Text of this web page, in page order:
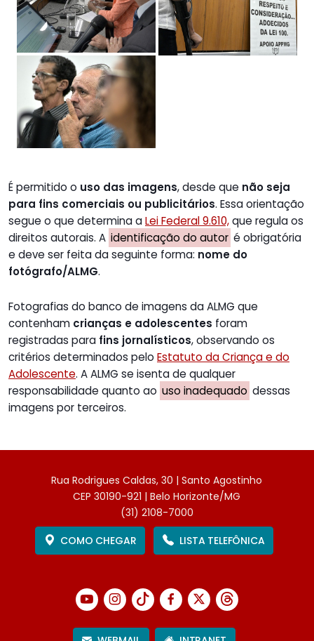
É permitido o uso das imagens, desde que não seja
para fins comerciais ou publicitários. Essa orientação
segue o que determina aLei Federal 9.610,que regula os
direitos autorais. A identificação do autor é obrigatória
e deve ser feita da seguinte forma: nome do
fotógrafo/ALMG.
Fotografias do banco de imagens da ALMG que
contenham crianças e adolescentes foram
registradas para fins jornalísticos, observando os
critérios determinados pelo Estatuto da Criança e do
Adolescente. A ALMG se isenta de qualquer
responsabilidade quanto ao uso inadequado dessas
imagens por terceiros.
Rua Rodrigues Caldas, 30 | Santo Agostinho
CEP 30190-921 | Belo Horizonte/MG
(31) 2108-7000
COMO CHEGAR
LISTA TELEFÔNICA